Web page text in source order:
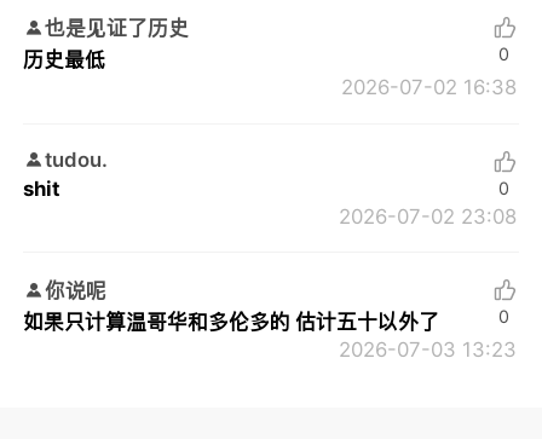
也是见证了历史
历史最低
2026-07-02 16:38
0
tudou.
shit
2026-07-02 23:08
0
你说呢
如果只计算温哥华和多伦多的 估计五十以外了
2026-07-03 13:23
0